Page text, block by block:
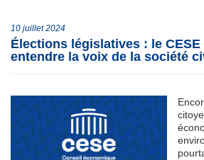
10 juillet 2024
Élections législatives : le
entendre la voix de la société